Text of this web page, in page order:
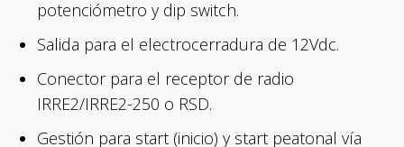
potenciómetro y dip switch.
Salida para el electrocerradura de 12Vdc.
Conector para el receptor de radio
IRRE2/IRRE2-250 o RSD.
Gestión para start (inicio) y start peatonal vía